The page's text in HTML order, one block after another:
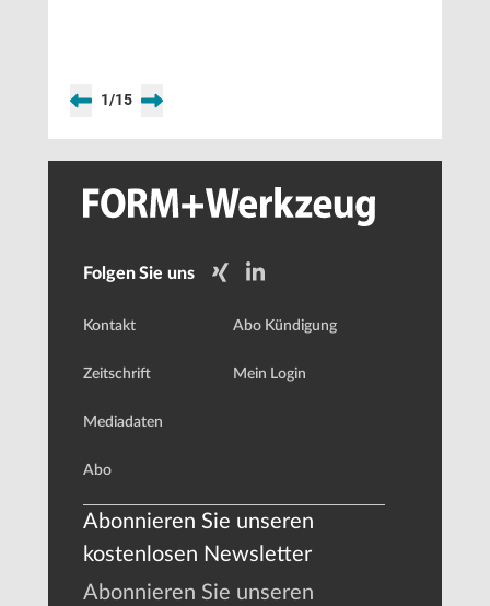
1/15
Folgen Sie uns
Kontakt
Zeitschrift
Mediadaten
Abo
Abo Kündigung
Mein Login
Abonnieren Sie unseren
kostenlosen Newsletter
Abonnieren Sie unseren